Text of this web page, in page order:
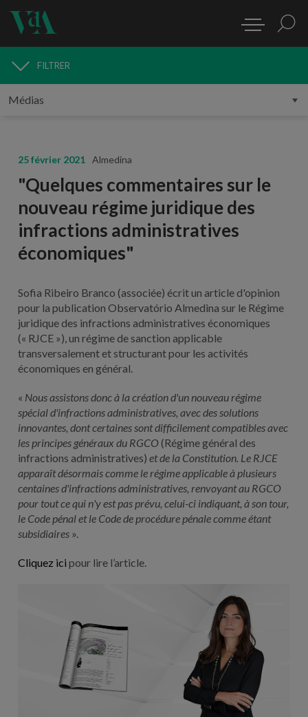
MÉDIAS
FILTRER
25 février 2021 Almedina
"Quelques commentaires sur le
nouveau régime juridique des
infractions administratives
économiques"
Sofia Ribeiro Branco (associée) écrit un article d'opinion
pour la publication Observatório Almedina sur le Régime
juridique des infractions administratives économiques
(« RJCE »), un régime de sanction applicable
transversalement et structurant pour les activités
économiques en général.
« Nous assistons donc à la création d'un nouveau régime
spécial d'infractions administratives, avec des solutions
innovantes, dont certaines sont difficilement compatibles avec
les principes généraux du RGCO(Régime général des
infractions administratives) et de la Constitution. Le RJCE
apparaît désormais comme le régime applicable à plusieurs
centaines d'infractions administratives, renvoyant au RGCO
pour tout ce qui n'y est pas prévu, celui-ci indiquant, à son tour,
le Code pénal et le Code de procédure pénale comme étant
subsidiaires».
Cliquez ici pour lire l’article.